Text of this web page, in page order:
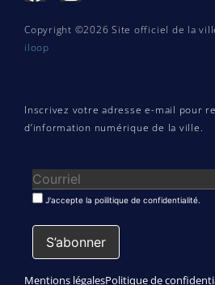
Copyright ©2026 Site officiel de la
iloop
Inscrivez votre adresse e-mail pour
d’information numérique de la ville.
J'accepte la poilitique de confidentialité.
Mentions légalesPolitique de